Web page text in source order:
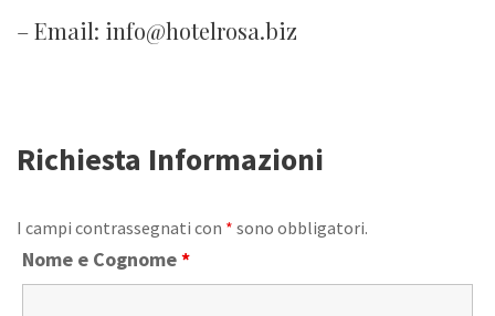
– Email: info@hotelrosa.biz
Richiesta Informazioni
I campi contrassegnati con * sono obbligatori.
Nome e Cognome*